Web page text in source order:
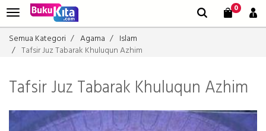
0
Semua Kategori Agama
Islam
Tafsir Juz Tabarak Khuluqun Azhim
Tafsir Juz Tabarak Khuluqun Azhim